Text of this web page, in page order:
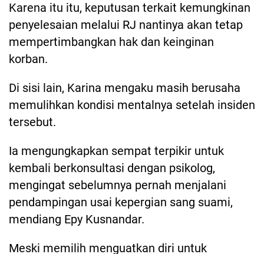
Karena itu itu, keputusan terkait kemungkinan
penyelesaian melalui RJ nantinya akan tetap
mempertimbangkan hak dan keinginan
korban.
Di sisi lain, Karina mengaku masih berusaha
memulihkan kondisi mentalnya setelah insiden
tersebut.
Ia mengungkapkan sempat terpikir untuk
kembali berkonsultasi dengan psikolog,
mengingat sebelumnya pernah menjalani
pendampingan usai kepergian sang suami,
mendiang Epy Kusnandar.
Meski memilih menguatkan diri untuk